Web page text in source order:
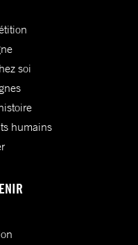
soi
humains